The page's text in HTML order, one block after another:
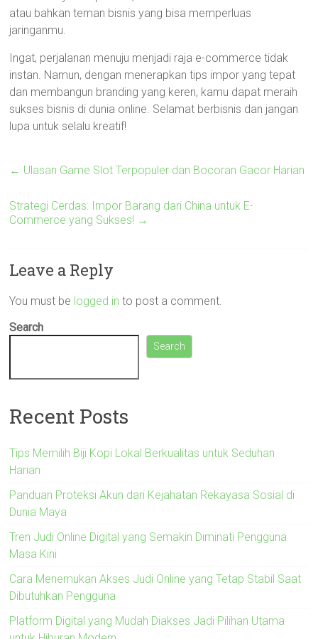
atau bahkan teman bisnis yang bisa memperluas
jaringanmu.
Ingat, perjalanan menuju menjadi raja e-commerce tidak
instan. Namun, dengan menerapkan tips impor yang tepat
dan membangun branding yang keren, kamu dapat meraih
sukses bisnis di dunia online. Selamat berbisnis dan jangan
lupa untuk selalu kreatif!
← Ulasan Game Slot Terpopuler dan Bocoran Gacor Harian
Strategi Cerdas: Impor Barang dari China untuk E-
Commerce yang Sukses! →
Leave a Reply
You must be logged in to post a comment.
Search
Search
Recent Posts
Tips Memilih Biji Kopi Lokal Berkualitas untuk Seduhan
Harian
Panduan Proteksi Akun dari Kejahatan Rekayasa Sosial di
Dunia Maya
Tren Judi Online Digital yang Semakin Diminati Pengguna
Masa Kini
Cara Menemukan Akses Judi Online yang Tetap Stabil Saat
Dibutuhkan Pengguna
Platform Digital yang Mudah Diakses Jadi Pilihan Utama